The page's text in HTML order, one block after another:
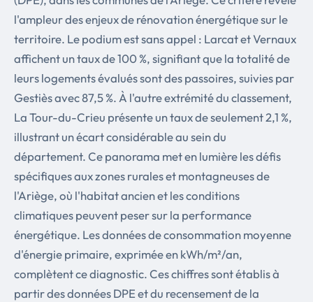
l'ampleur des enjeux de rénovation énergétique sur le
territoire. Le podium est sans appel : Larcat et Vernaux
affichent un taux de 100 %, signifiant que la totalité de
leurs logements évalués sont des passoires, suivies par
Gestiès avec 87,5 %. À l'autre extrémité du classement,
La Tour-du-Crieu présente un taux de seulement 2,1 %,
illustrant un écart considérable au sein du
département. Ce panorama met en lumière les défis
spécifiques aux zones rurales et montagneuses de
l'Ariège, où l'habitat ancien et les conditions
climatiques peuvent peser sur la performance
énergétique. Les données de consommation moyenne
d'énergie primaire, exprimée en kWh/m²/an,
complètent ce diagnostic. Ces chiffres sont établis à
partir des données DPE et du recensement de la